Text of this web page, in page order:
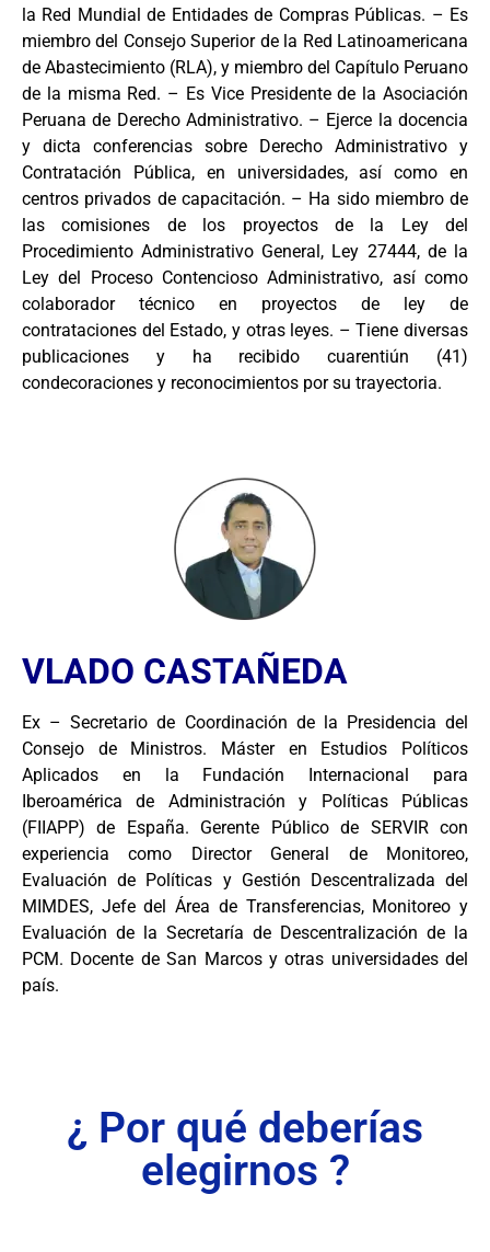
la Red Mundial de Entidades de Compras Públicas. – Es
miembro del Consejo Superior de la Red Latinoamericana
de Abastecimiento (RLA), y miembro del Capítulo Peruano
de la misma Red. – Es Vice Presidente de la Asociación
Peruana de Derecho Administrativo. – Ejerce la docencia
y dicta conferencias sobre Derecho Administrativo y
Contratación Pública, en universidades, así como en
centros privados de capacitación. – Ha sido miembro de
las comisiones de los proyectos de la Ley del
Procedimiento Administrativo General, Ley 27444, de la
Ley del Proceso Contencioso Administrativo, así como
colaborador técnico en proyectos de ley de
contrataciones del Estado, y otras leyes. – Tiene diversas
publicaciones y ha recibido cuarentiún (41)
condecoraciones y reconocimientos por su trayectoria.
VLADO CASTAÑEDA
Ex – Secretario de Coordinación de la Presidencia del
Consejo de Ministros. Máster en Estudios Políticos
Aplicados en la Fundación Internacional para
Iberoamérica de Administración y Políticas Públicas
(FIIAPP) de España. Gerente Público de SERVIR con
experiencia como Director General de Monitoreo,
Evaluación de Políticas y Gestión Descentralizada del
MIMDES, Jefe del Área de Transferencias, Monitoreo y
Evaluación de la Secretaría de Descentralización de la
PCM. Docente de San Marcos y otras universidades del
país.
¿ Por qué deberías
elegirnos ?